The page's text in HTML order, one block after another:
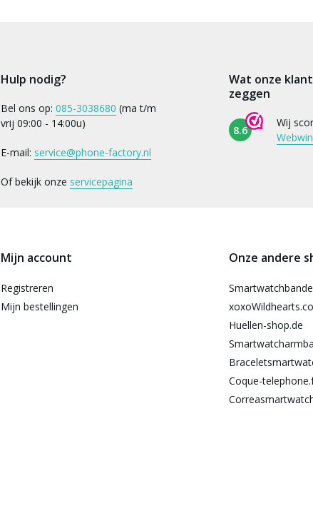
Hulp nodig?
Bel ons op: 085-3038680 (ma t/m
vrij 09:00 - 14:00u)
E-mail: service@phone-factory.nl
Of bekijk onze servicepagina
Wat onze
zeggen
8.6
Wij
Mijn account
Registreren
Mijn bestellingen
Onze andere
Huellen-shop.de
Coque-